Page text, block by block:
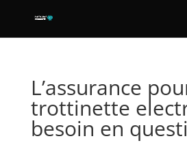
L’assurance
trottinette
besoin en